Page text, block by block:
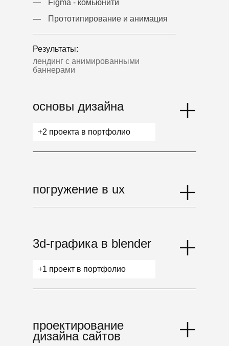
Результаты:
лендинг с анимированными
баннерами
Figma - комьюнити
—
Прототипирование и анимация
—
основы дизайна
+2 проекта в портфолио
погружение в ux
3d-графика в blender
+1 проект в портфолио
проектирование
дизайна сайтов